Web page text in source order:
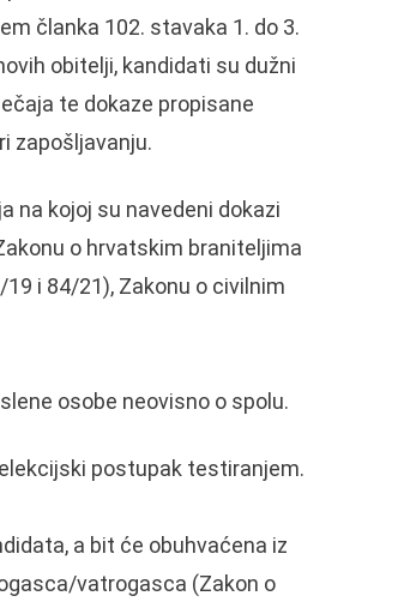
članka 102. stavaka 1. do 3.
obitelji, kandidati su dužni
te dokaze propisane
zapošljavanju.
na kojoj su navedeni dokazi
o hrvatskim braniteljima
i 84/21), Zakonu o civilnim
osobe neovisno o spolu.
postupak testiranjem.
a bit će obuhvaćena iz
vatrogasca (Zakon o